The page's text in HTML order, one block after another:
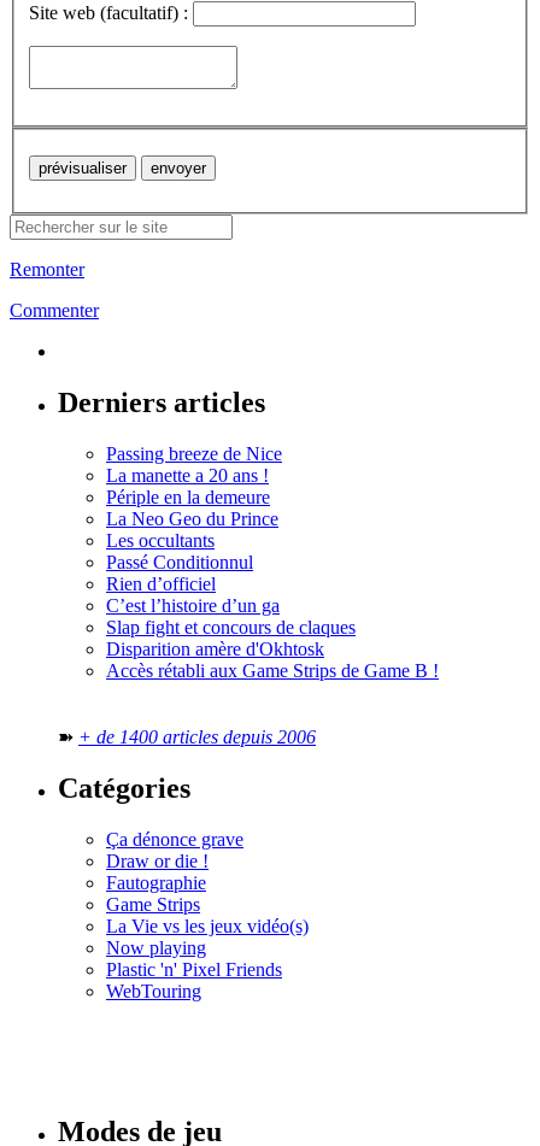
Site web (facultatif) :
Remonter
Commenter
Derniers articles
Passing breeze de Nice
La manette a 20 ans !
Périple en la demeure
La Neo Geo du Prince
Les occultants
Passé Conditionnul
Rien d’officiel
C’est l’histoire d’un ga
Slap fight et concours de claques
Disparition amère d'Okhtosk
Accès rétabli aux Game Strips de Game B !
➽ + de 1400 articles depuis 2006
Catégories
Ça dénonce grave
Draw or die !
Fautographie
Game Strips
La Vie vs les jeux vidéo(s)
Now playing
Plastic 'n' Pixel Friends
WebTouring
Modes de jeu